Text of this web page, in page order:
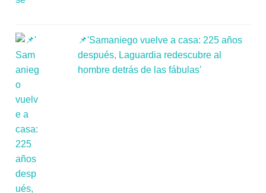
📌'Samaniego vuelve a casa: 225 años
después, Laguardia redescubre al
hombre detrás de las fábulas'